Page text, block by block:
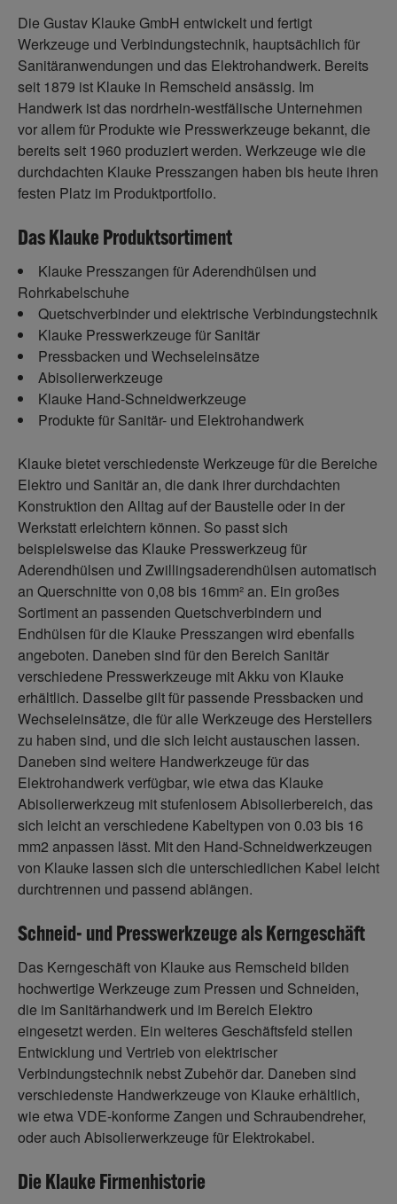
Die Gustav Klauke GmbH entwickelt und fertigt
Werkzeuge und Verbindungstechnik, hauptsächlich für
Sanitäranwendungen und das Elektrohandwerk. Bereits
seit 1879 ist Klauke in Remscheid ansässig. Im
Handwerk ist das nordrhein-westfälische Unternehmen
vor allem für Produkte wie Presswerkzeuge bekannt, die
bereits seit 1960 produziert werden. Werkzeuge wie die
durchdachten Klauke Presszangen haben bis heute ihren
festen Platz im Produktportfolio.
Das Klauke Produktsortiment
Klauke Presszangen für Aderendhülsen und
Rohrkabelschuhe
Quetschverbinder und elektrische Verbindungstechnik
Klauke Presswerkzeuge für Sanitär
Pressbacken und Wechseleinsätze
Abisolierwerkzeuge
Klauke Hand-Schneidwerkzeuge
Produkte für Sanitär- und Elektrohandwerk
Klauke bietet verschiedenste Werkzeuge für die Bereiche
Elektro und Sanitär an, die dank ihrer durchdachten
Konstruktion den Alltag auf der Baustelle oder in der
Werkstatt erleichtern können. So passt sich
beispielsweise das Klauke Presswerkzeug für
Aderendhülsen und Zwillingsaderendhülsen automatisch
an Querschnitte von 0,08 bis 16mm² an. Ein großes
Sortiment an passenden Quetschverbindern und
Endhülsen für die Klauke Presszangen wird ebenfalls
angeboten. Daneben sind für den Bereich Sanitär
verschiedene Presswerkzeuge mit Akku von Klauke
erhältlich. Dasselbe gilt für passende Pressbacken und
Wechseleinsätze, die für alle Werkzeuge des Herstellers
zu haben sind, und die sich leicht austauschen lassen.
Daneben sind weitere Handwerkzeuge für das
Elektrohandwerk verfügbar, wie etwa das Klauke
Abisolierwerkzeug mit stufenlosem Abisolierbereich, das
sich leicht an verschiedene Kabeltypen von 0.03 bis 16
mm2 anpassen lässt. Mit den Hand-Schneidwerkzeugen
von Klauke lassen sich die unterschiedlichen Kabel leicht
durchtrennen und passend ablängen.
Schneid- und Presswerkzeuge als Kerngeschäft
Das Kerngeschäft von Klauke aus Remscheid bilden
hochwertige Werkzeuge zum Pressen und Schneiden,
die im Sanitärhandwerk und im Bereich Elektro
eingesetzt werden. Ein weiteres Geschäftsfeld stellen
Entwicklung und Vertrieb von elektrischer
Verbindungstechnik nebst Zubehör dar. Daneben sind
verschiedenste Handwerkzeuge von Klauke erhältlich,
wie etwa VDE-konforme Zangen und Schraubendreher,
oder auch Abisolierwerkzeuge für Elektrokabel.
Die Klauke Firmenhistorie